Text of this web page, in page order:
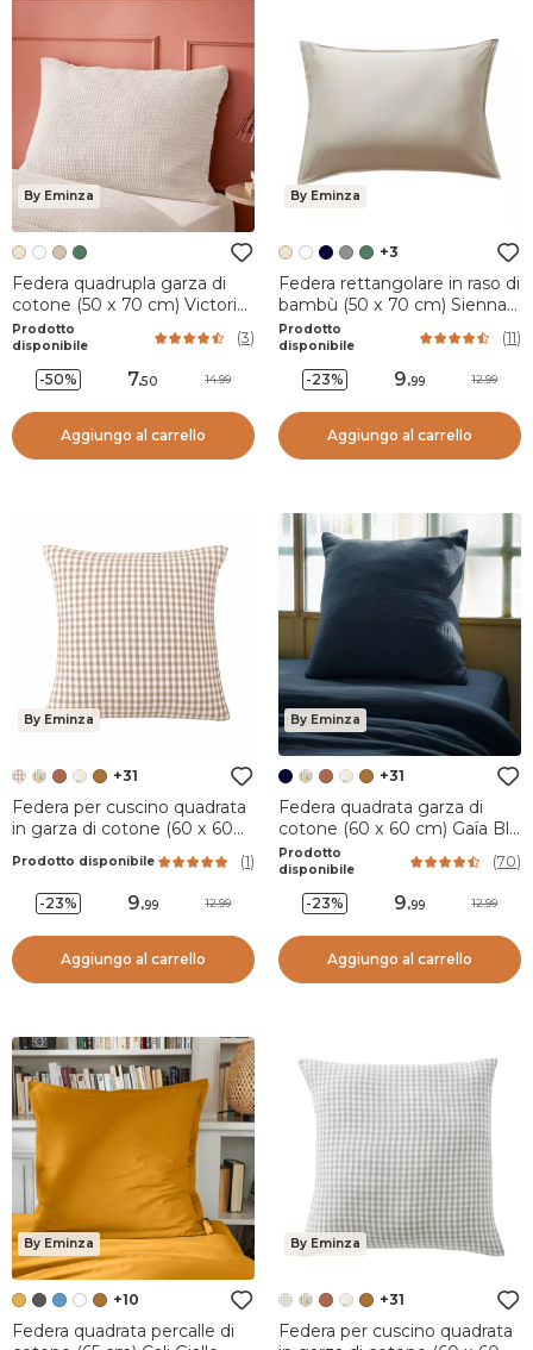
By Eminza
Federa quadrupla garza di
cotone (50 x 70 cm) Victoria
x Gaïa Beige pampa
Prodotto
disponibile
(3)
-50% 7.50 14.99
Aggiungo al carrello
By Eminza
+3
Federa rettangolare in raso di
bambù (50 x 70 cm) Sienna
Beige
Prodotto
disponibile
(11)
-23% 9.99 12.99
Aggiungo al carrello
By Eminza
+31
Federa per cuscino quadrata
in garza di cotone (60 x 60
Prodotto disponibile (1)
-23% 9.99 12.99
Aggiungo al carrello
By Eminza
+31
Federa quadrata garza di
cotone (60 x 60 cm) Gaïa Blu
notte
Prodotto
disponibile
(70)
-23% 9.99 12.99
Aggiungo al carrello
By Eminza
+10
Federa quadrata percalle di
By Eminza
+31
Federa per cuscino quadrata